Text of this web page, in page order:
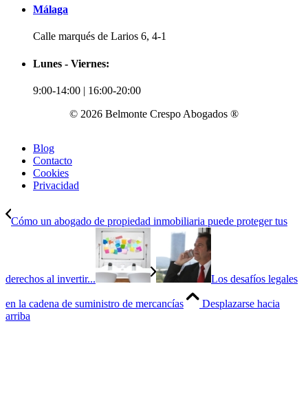
Málaga
Calle marqués de Larios 6, 4-1
Lunes - Viernes:
9:00-14:00 | 16:00-20:00
© 2026 Belmonte Crespo Abogados ®
Blog
Contacto
Cookies
Privacidad
Cómo un abogado de propiedad inmobiliaria puede proteger tus
derechos al invertir... Los desafíos legales
en la cadena de suministro de mercancías
Desplazarse hacia
arriba